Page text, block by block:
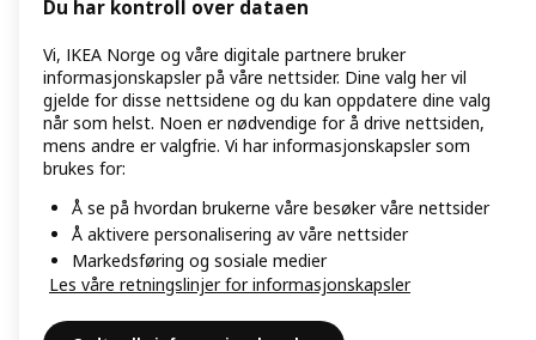
Du har kontroll over dataen
Vi, IKEA Norge og våre digitale partnere bruker
informasjonskapsler på våre nettsider. Dine valg her vil
gjelde for disse nettsidene og du kan oppdatere dine valg
når som helst. Noen er nødvendige for å drive nettsiden,
mens andre er valgfrie. Vi har informasjonskapsler som
brukes for:
Å se på hvordan brukerne våre besøker våre nettsider
Å aktivere personalisering av våre nettsider
Markedsføring og sosiale medier
Les våre retningslinjer for informasjonskapsler